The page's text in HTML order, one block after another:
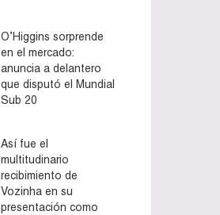
O’Higgins sorprende
en el mercado:
anuncia a delantero
que disputó el Mundial
Sub 20
Así fue el
multitudinario
recibimiento de
Vozinha en su
presentación como